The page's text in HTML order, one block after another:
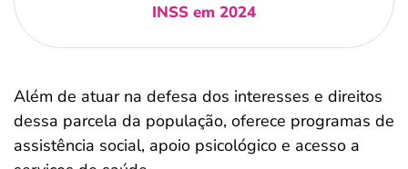
INSS em 2024
Além de atuar na defesa dos interesses e direitos
dessa parcela da população, oferece programas de
assistência social, apoio psicológico e acesso a